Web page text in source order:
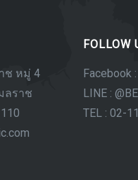
ช หมู่ 4
ลราช
FOLLOW
Facebook
LINE :
TEL : 02-